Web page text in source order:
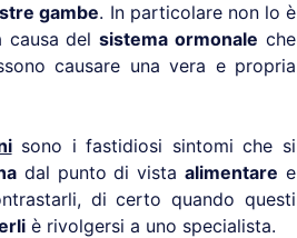
gambe. In particolare non lo è
causa delsistema ormonale che
causare una vera e propria
sono i fastidiosi sintomi che si
dal punto di vistaalimentare e
di certo quando questi
è rivolgersi a uno specialista.